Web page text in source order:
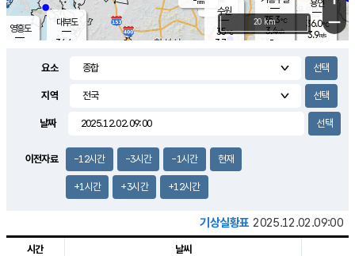
영흥도
용인
36.0℃
3.9m/s
3.1m/s
대부도
34.4
mm
35.3℃
3.4m/s
-
수원
35℃
3.7 m/s
−
20 km
요소
지역
날짜
이전자료 -12시간 -3시간 -1시간 현재
+1시간 +3시간 +12시간
기상실황표 2025.12.02.09:00
시간 날씨